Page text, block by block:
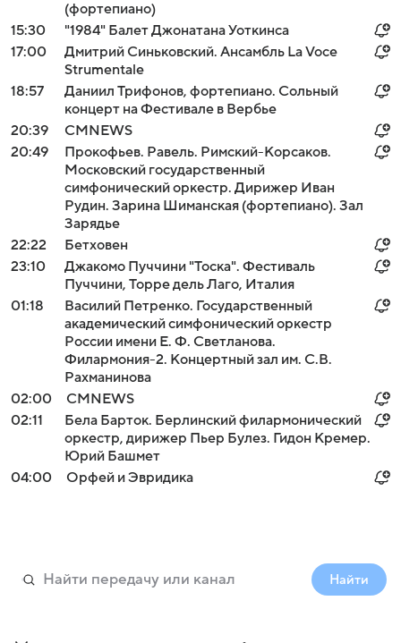
(фортепиано)
15:30
"1984" Балет Джонатана Уоткинса
17:00
Дмитрий Синьковский. Ансамбль La Voce
Strumentale
18:57
Даниил Трифонов, фортепиано. Сольный
концерт на Фестивале в Вербье
20:39
СМNEWS
20:49
Прокофьев. Равель. Римский-Корсаков.
Московский государственный
симфонический оркестр. Дирижер Иван
Рудин. Зарина Шиманская (фортепиано). Зал
Зарядье
22:22
Бетховен
23:10
Джакомо Пуччини "Тоска". Фестиваль
Пуччини, Торре дель Лаго, Италия
01:18
Василий Петренко. Государственный
академический симфонический оркестр
России имени Е. Ф. Светланова.
Филармония-2. Концертный зал им. С.В.
Рахманинова
02:00
СМNEWS
02:11
Бела Барток. Берлинский филармонический
оркестр, дирижер Пьер Булез. Гидон Кремер.
Юрий Башмет
04:00
Орфей и Эвридика
Найти